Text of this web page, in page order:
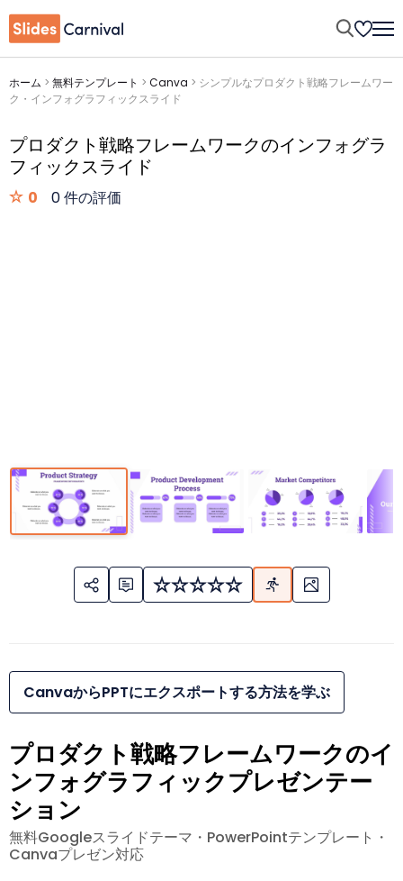
ホーム > 無料テンプレート > Canva > シンプルなプロダクト戦略フレームワー
ク・インフォグラフィックスライド
プロダクト戦略フレームワークのインフォグラ
フィックスライド
0 0 件の評価
CanvaからPPTにエクスポートする方法を学ぶ
プロダクト戦略フレームワークのイ
ンフォグラフィックプレゼンテー
ション
無料Googleスライドテーマ・PowerPointテンプレート・
Canvaプレゼン対応